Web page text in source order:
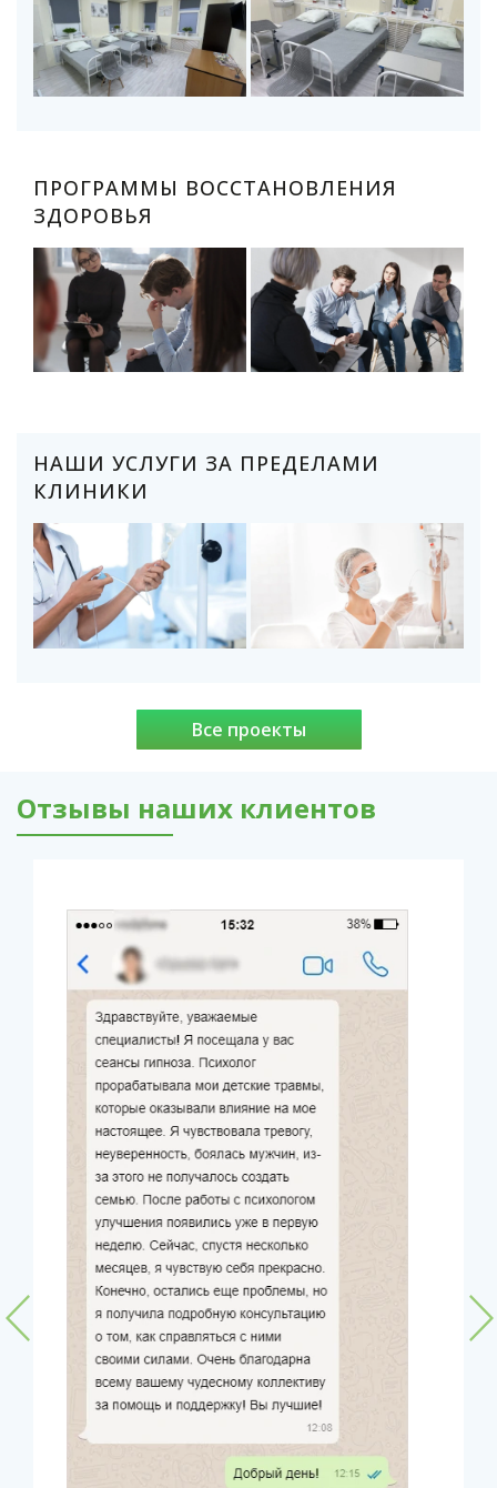
ПРОГРАММЫ ВОССТАНОВЛЕНИЯ
ЗДОРОВЬЯ
НАШИ УСЛУГИ ЗА ПРЕДЕЛАМИ
КЛИНИКИ
Все проекты
Отзывы наших клиентов